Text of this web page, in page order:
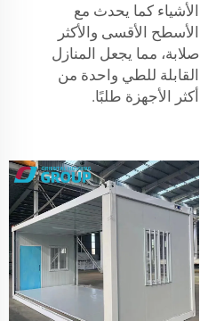
الأشياء كما يحدث مع
الأسطح الأقسى والأكثر
صلابة، مما يجعل المنازل
القابلة للطي واحدة من
أكثر الأجهزة طلبًا.